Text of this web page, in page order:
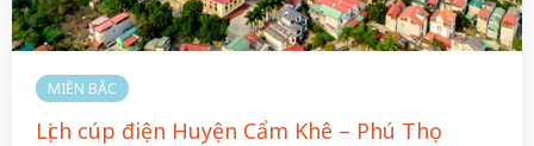
MIỀN BẮC
Lịch cúp điện Huyện Cẩm Khê – Phú Thọ